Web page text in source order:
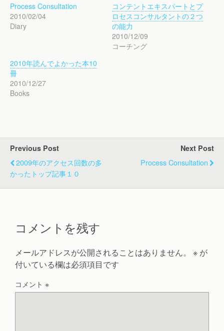
Process Consultation
2010/02/04
Diary
コンテントエキスパートとプ
ロセスコンサルタントの２つ
の能力
2010/12/09
コーチング
2010年読んでよかった本10
冊
2010/12/27
Books
Previous Post
2009年のアクセス回数の多
かったトップ記事１０
Next Post
Process Consultation
コメントを残す
メールアドレスが公開されることはありません。 ※ が
付いている欄は必須項目です
コメント ※